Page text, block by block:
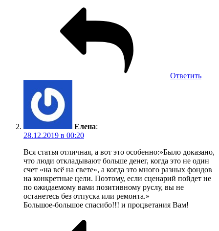
Ответить
Елена:
28.12.2019 в 00:20
Вся статья отличная, а вот это особенно:»Было доказано,
что люди откладывают больше денег, когда это не один
счет «на всё на свете», а когда это много разных фондов
на конкретные цели. Поэтому, если сценарий пойдет не
по ожидаемому вами позитивному руслу, вы не
останетесь без отпуска или ремонта.»
Большое-большое спасибо!!! и процветания Вам!